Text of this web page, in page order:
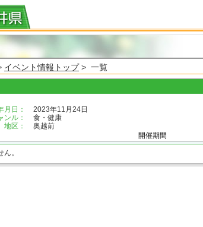
イベント情報トップ> 一覧
月日：
2023年11月24日
ンル：
食・健康
地区：
奥越前
開催期間
。